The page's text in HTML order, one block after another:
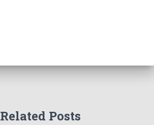
Related Posts